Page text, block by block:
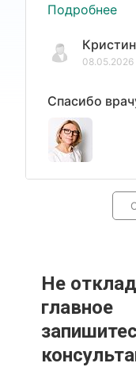
Подробнее
08.05.2026
Спасибо
Не
главное